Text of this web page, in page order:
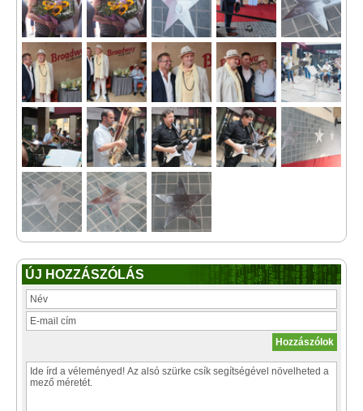
ÚJ HOZZÁSZÓLÁS